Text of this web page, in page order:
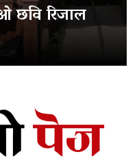
छवि रिजाल